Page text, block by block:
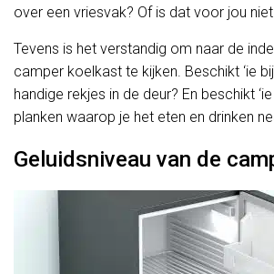
over een vriesvak? Of is dat voor jou
Tevens is het verstandig om naar de
camper koelkast te kijken. Beschikt ‘ie
handige rekjes in de deur? En beschikt
planken waarop je het eten en drinken
Geluidsniveau van de